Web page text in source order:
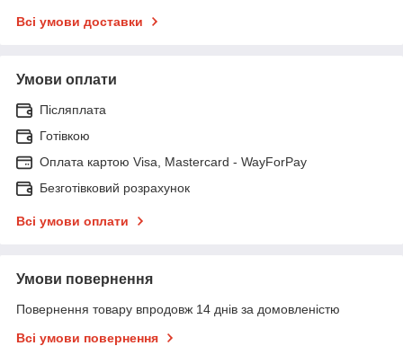
Всі умови доставки
Умови оплати
Післяплата
Готівкою
Оплата картою Visa, Mastercard - WayForPay
Безготівковий розрахунок
Всі умови оплати
Умови повернення
Повернення товару впродовж 14 днів за домовленістю
Всі умови повернення